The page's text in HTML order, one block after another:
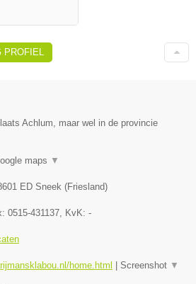
PROFIEL
Achlum, maar wel in de provincie
maps ▼
ED Sneek (Friesland)
0515-431137, KvK: -
home.html Screenshot ▼